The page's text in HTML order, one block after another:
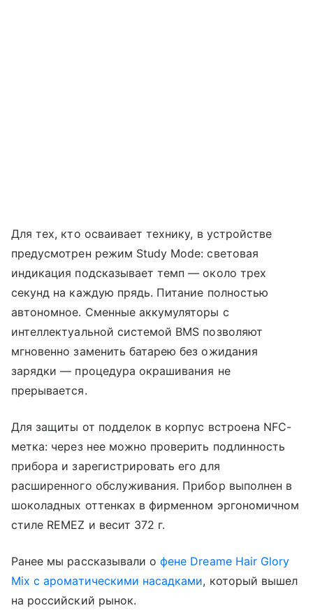
Для тех, кто осваивает технику, в устройстве
предусмотрен режим Study Mode: световая
индикация подсказывает темп — около трех
секунд на каждую прядь. Питание полностью
автономное. Сменные аккумуляторы с
интеллектуальной системой BMS позволяют
мгновенно заменить батарею без ожидания
зарядки — процедура окрашивания не
прерывается.
Для защиты от подделок в корпус встроена NFC-
метка: через нее можно проверить подлинность
прибора и зарегистрировать его для
расширенного обслуживания. Прибор выполнен в
шоколадных оттенках в фирменном эргономичном
стиле REMEZ и весит 372 г.
Ранее мы рассказывали офене Dreame Hair Glory
Mix с ароматическими насадками, который вышел
на российский рынок.